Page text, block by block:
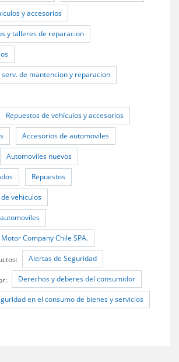
y accesorios
y talleres de reparacion
de mantencion y reparacion
Repuestos de vehículos y accesorios
Accesorios de automoviles
Automoviles nuevos
Repuestos
vehiculos
Motor Company Chile SPA.
Alertas de Seguridad
Derechos y deberes del consumidor
en el consumo de bienes y servicios